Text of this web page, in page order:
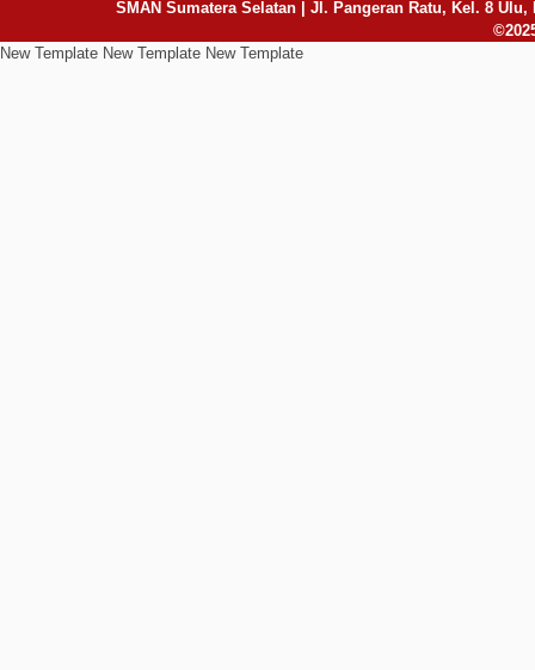
SMAN Sumatera Selatan | Jl. Pangeran Ratu, Kel. 8 Ulu,
New Template New Template New Template